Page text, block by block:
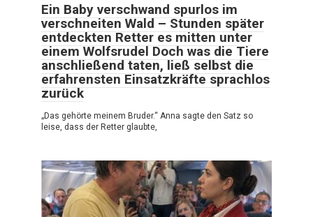
Ein Baby verschwand spurlos im
verschneiten Wald – Stunden später
entdeckten Retter es mitten unter
einem Wolfsrudel Doch was die Tiere
anschließend taten, ließ selbst die
erfahrensten Einsatzkräfte sprachlos
zurück
„Das gehörte meinem Bruder.“ Anna sagte den Satz so
leise, dass der Retter glaubte,